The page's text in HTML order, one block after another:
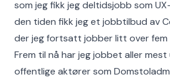
som jeg fikk jeg deltidsjobb som
den tiden fikk jeg et jobbtilbud av
der jeg fortsatt jobber litt over fem
Frem til nå har jeg jobbet aller
offentlige aktører som